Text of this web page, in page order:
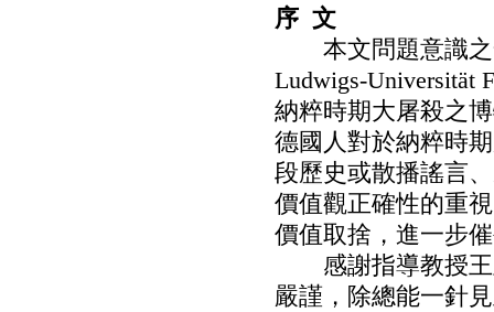
序 文
本文問題意識之
Ludwigs-Universität
納粹時期大屠殺之
德國人對於納粹時
段歷史或散播謠言
價值觀正確性的重
價值取捨，進一步
感謝指導教授王
嚴謹，除總能一針